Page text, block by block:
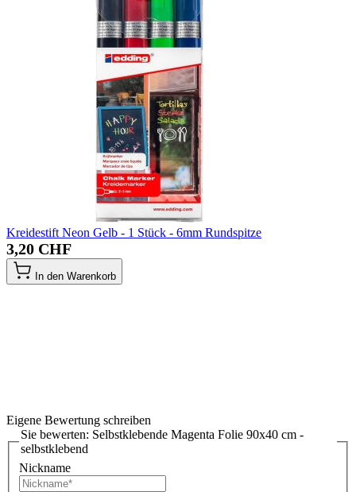
Kreidestift Neon Gelb - 1 Stück - 6mm Rundspitze
3,20 CHF
In den Warenkorb
Eigene Bewertung schreiben
Sie bewerten: Selbstklebende Magenta Folie 90x40 cm -
selbstklebend
Nickname